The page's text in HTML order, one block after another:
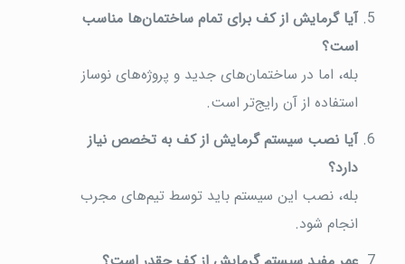
آیا گرمایش از کف برای تمام ساختمان‌ها مناسب
است؟
بله، اما در ساختمان‌های جدید و پروژه‌های نوساز
استفاده از آن رایج‌تر است.
آیا نصب سیستم گرمایش از کف به تخصص نیاز
دارد؟
بله، نصب این سیستم باید توسط تیم‌های مجرب
انجام شود.